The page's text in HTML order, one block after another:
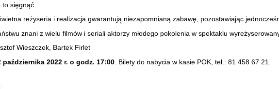
sięgnąć́.
reżyseria i realizacja gwarantują̨ niezapomnianą zabawę, pozostawiając
znani z wielu filmów i seriali aktorzy młodego pokolenia w spektaklu
Wieszczek, Bartek Firlet
października 2022 r. o godz. 17:00. Bilety do nabycia w kasie POK, tel.: 81 458 67 21.